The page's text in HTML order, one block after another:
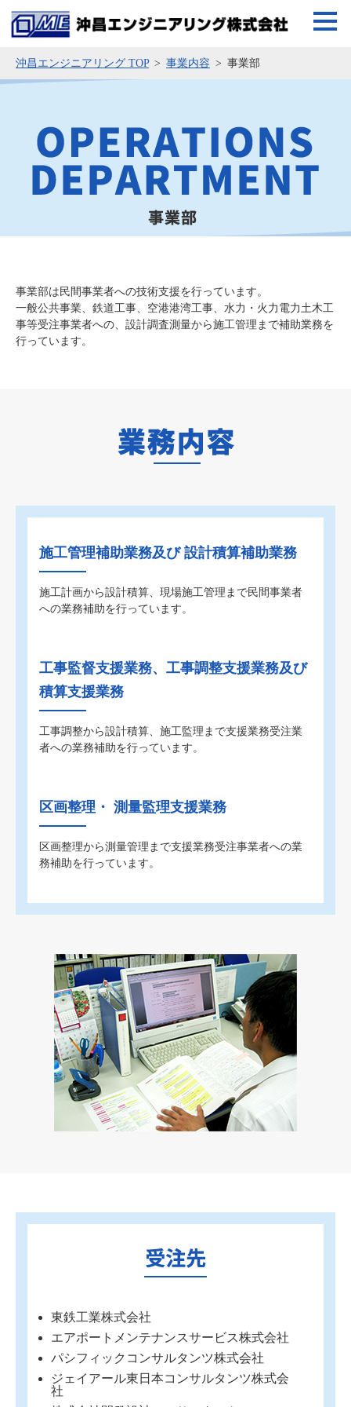
沖昌エンジニアリング TOP 事業内容 事業部
事業部は民間事業者への技術支援を行っています。
一般公共事業、鉄道工事、空港港湾工事、水力・火力電力土木工
事等受注事業者への、設計調査測量から施工管理まで補助業務を
行っています。
施工管理補助業務及び 設計積算補助業務
施工計画から設計積算、現場施工管理まで民間事業者
への業務補助を行っています。
工事監督支援業務、工事調整支援業務及び
積算支援業務
工事調整から設計積算、施工監理まで支援業務受注業
者への業務補助を行っています。
区画整理・ 測量監理支援業務
区画整理から測量管理まで支援業務受注事業者への業
務補助を行っています。
東鉄工業株式会社
エアポートメンテナンスサービス株式会社
パシフィックコンサルタンツ株式会社
ジェイアール東日本コンサルタンツ株式会
社